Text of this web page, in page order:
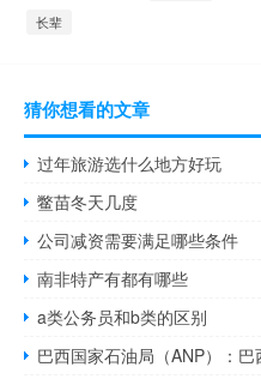
长辈
猜你想看的文章
过年旅游选什么地方好玩
鳖苗冬天几度
公司减资需要满足哪些条件
南非特产有都有哪些
a类公务员和b类的区别